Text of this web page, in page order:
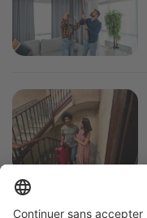
Image
Image